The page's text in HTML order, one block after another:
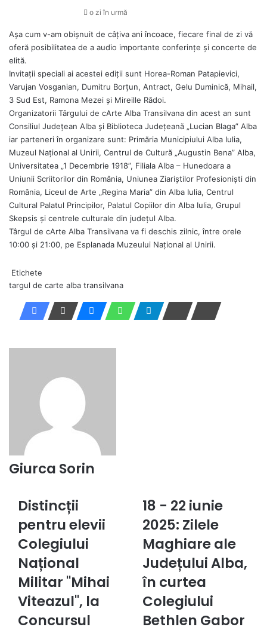
o zi în urmă
Așa cum v-am obișnuit de câțiva ani încoace, fiecare final de zi vă
oferă posibilitatea de a audio importante conferințe și concerte de
elită.
Invitații speciali ai acestei ediții sunt Horea-Roman Patapievici,
Varujan Vosganian, Dumitru Borțun, Antract, Gelu Duminică, Mihail,
3 Sud Est, Ramona Mezei și Mireille Rădoi.
Organizatorii Târgului de cArte Alba Transilvana din acest an sunt
Consiliul Județean Alba și Biblioteca Județeană „Lucian Blaga” Alba
iar parteneri în organizare sunt: Primăria Municipiului Alba Iulia,
Muzeul Național al Unirii, Centrul de Cultură „Augustin Bena” Alba,
Universitatea „1 Decembrie 1918”, Filiala Alba – Hunedoara a
Uniunii Scriitorilor din România, Uniunea Ziariștilor Profesioniști din
România, Liceul de Arte „Regina Maria” din Alba Iulia, Centrul
Cultural Palatul Principilor, Palatul Copiilor din Alba Iulia, Grupul
Skepsis și centrele culturale din județul Alba.
Târgul de cArte Alba Transilvana va fi deschis zilnic, între orele
10:00 și 21:00, pe Esplanada Muzeului Național al Unirii.
Etichete
targul de carte alba transilvana
Giurca Sorin
Distincții
elevii
Colegiului
Național
Militar
"Mihai
Viteazul",
la
Concursul
Național
Distincții
pentru elevii
Colegiului
Național
Militar "Mihai
Viteazul", la
Concursul
18
22
iunie
2025:
Zilele
Maghiare
ale
Județului
Alba,
în
18 - 22 iunie
2025: Zilele
Maghiare ale
Județului Alba,
în curtea
Colegiului
Bethlen Gabor